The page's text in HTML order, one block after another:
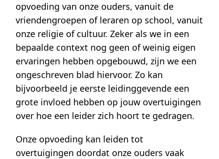
opvoeding van onze ouders, vanuit de
vriendengroepen of leraren op school, vanuit
onze religie of cultuur. Zeker als we in een
bepaalde context nog geen of weinig eigen
ervaringen hebben opgebouwd, zijn we een
ongeschreven blad hiervoor. Zo kan
bijvoorbeeld je eerste leidinggevende een
grote invloed hebben op jouw overtuigingen
over hoe een leider zich hoort te gedragen.
Onze opvoeding kan leiden tot
overtuigingen doordat onze ouders vaak